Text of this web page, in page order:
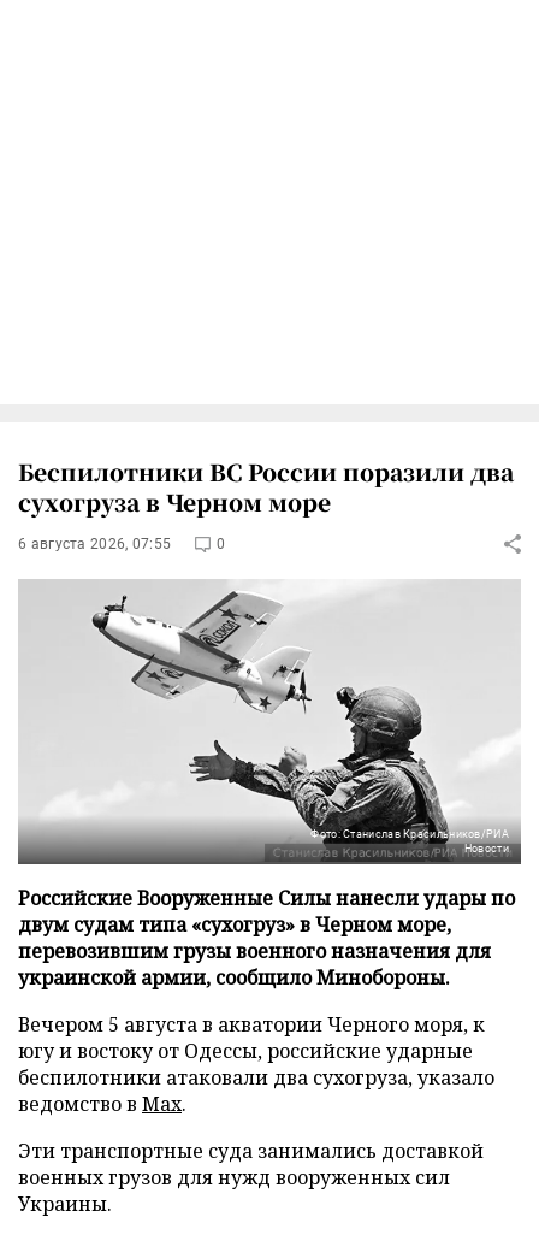
Беспилотники ВС России поразили два
сухогруза в Черном море
6 августа 2026, 07:55 0
Фото: Станислав Красильников/РИА
Новости
Российские Вооруженные Силы нанесли удары по
двум судам типа «сухогруз» в Черном море,
перевозившим грузы военного назначения для
украинской армии, сообщило Минобороны.
Вечером 5 августа в акватории Черного моря, к
югу и востоку от Одессы, российские ударные
беспилотники атаковали два сухогруза, указало
ведомство в Max.
Эти транспортные суда занимались доставкой
военных грузов для нужд вооруженных сил
Украины.